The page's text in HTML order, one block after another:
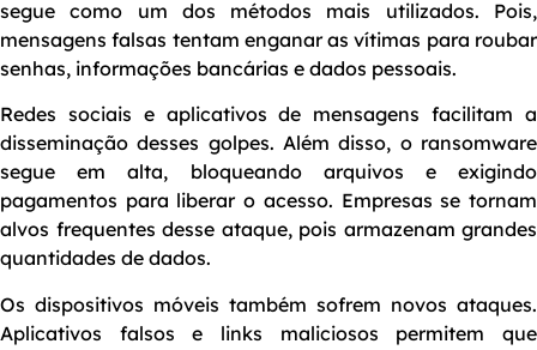
segue como um dos métodos mais utilizados. Pois,
mensagens falsas tentam enganar as vítimas para roubar
senhas, informações bancárias e dados pessoais.
Redes sociais e aplicativos de mensagens facilitam a
disseminação desses golpes. Além disso, o ransomware
segue em alta, bloqueando arquivos e exigindo
pagamentos para liberar o acesso. Empresas se tornam
alvos frequentes desse ataque, pois armazenam grandes
quantidades de dados.
Os dispositivos móveis também sofrem novos ataques.
Aplicativos falsos e links maliciosos permitem que